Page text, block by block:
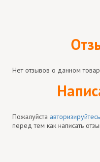
Нет отзывов о данном
Пожалуйста авторизируйтесь
перед тем как написать